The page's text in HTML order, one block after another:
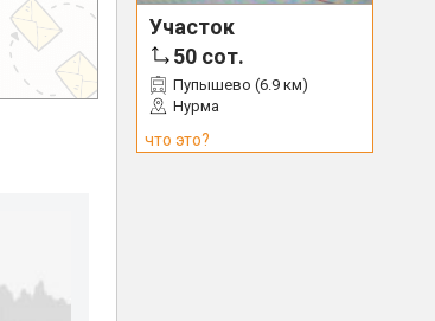
Участок
50 сот.
Пупышево (6.9 км)
Нурма
что это?